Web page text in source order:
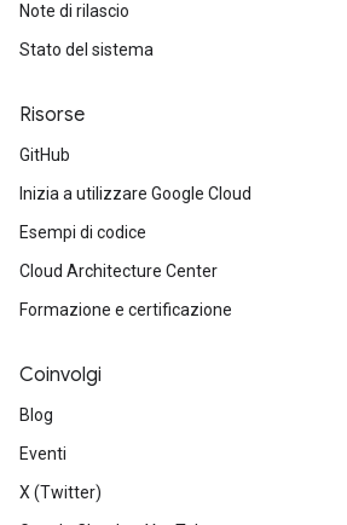
Note di rilascio
Stato del sistema
Risorse
GitHub
Inizia a utilizzare Google Cloud
Esempi di codice
Cloud Architecture Center
Formazione e certificazione
Coinvolgi
Blog
Eventi
X (Twitter)